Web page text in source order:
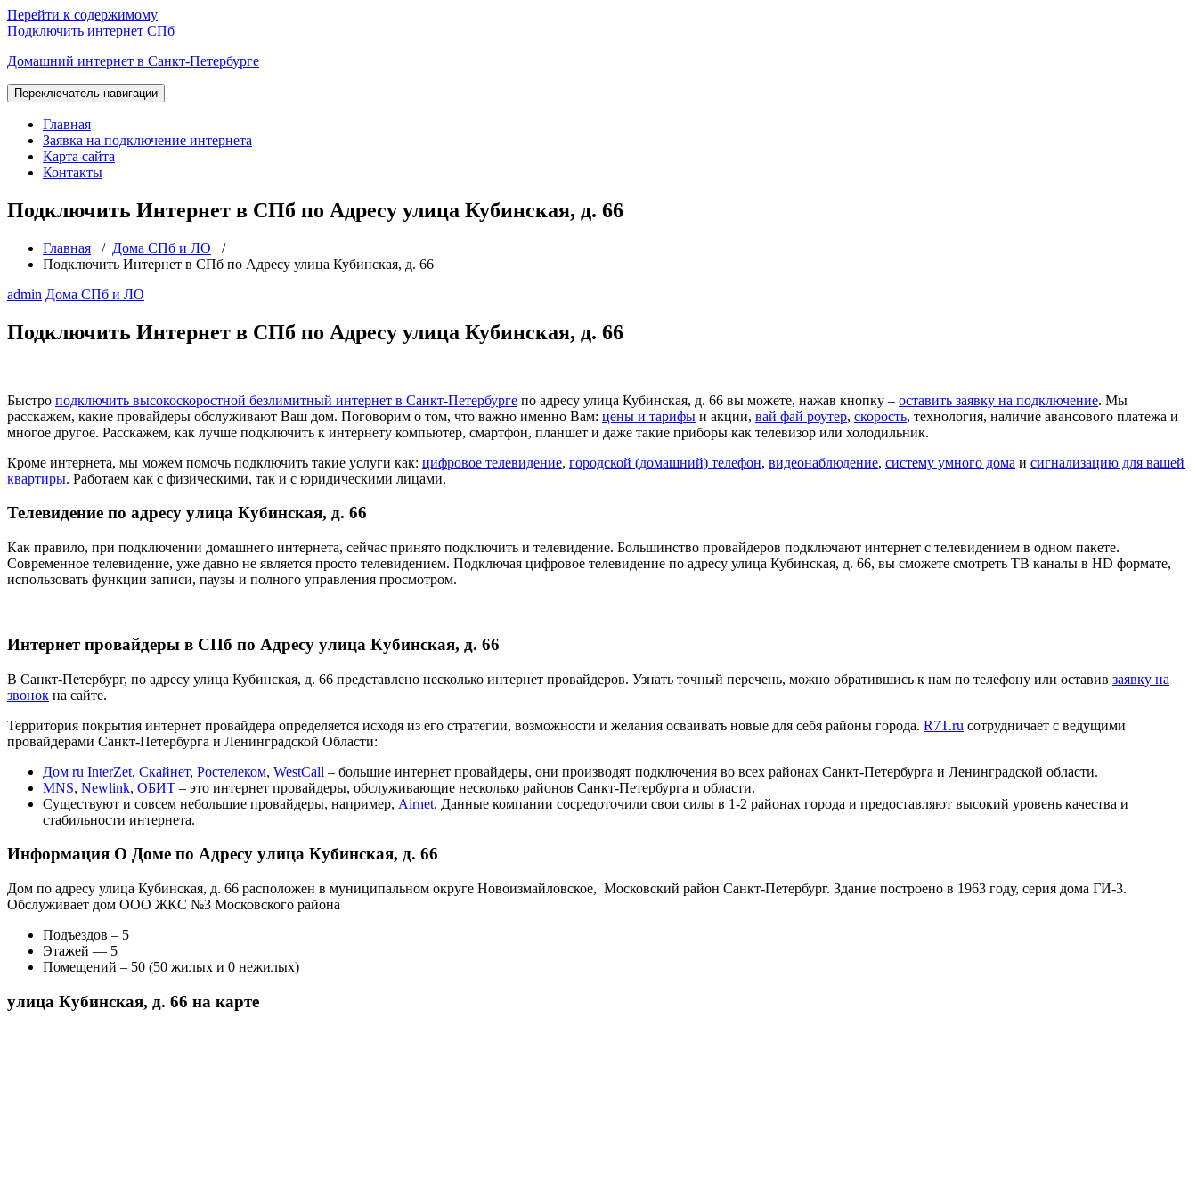
Перейти к содержимому
Подключить интернет СПб
Домашний интернет в Санкт-Петербурге
Переключатель навигации
Главная
Заявка на подключение интернета
Карта сайта
Контакты
Подключить Интернет в СПб по Адресу улица Кубинская, д. 66
Главная / Дома СПб и ЛО /
Подключить Интернет в СПб по Адресу улица Кубинская, д. 66
admin Дома СПб и ЛО
Подключить Интернет в СПб по Адресу улица Кубинская, д. 66
Быстро подключить высокоскоростной безлимитный интернет в Санкт-Петербурге по адресу улица Кубинская, д. 66 вы можете, нажав кнопку – оставить заявку на подключение. Мы
расскажем, какие провайдеры обслуживают Ваш дом. Поговорим о том, что важно именно Вам: цены и тарифы и акции, вай фай роутер, скорость, технология, наличие авансового платежа и
многое другое. Расскажем, как лучше подключить к интернету компьютер, смартфон, планшет и даже такие приборы как телевизор или холодильник.
Кроме интернета, мы можем помочь подключить такие услуги как: цифровое телевидение, городской (домашний) телефон, видеонаблюдение, систему умного дома и сигнализацию для вашей
квартиры. Работаем как с физическими, так и с юридическими лицами.
Телевидение по адресу улица Кубинская, д. 66
Как правило, при подключении домашнего интернета, сейчас принято подключить и телевидение. Большинство провайдеров подключают интернет с телевидением в одном пакете.
Современное телевидение, уже давно не является просто телевидением. Подключая цифровое телевидение по адресу улица Кубинская, д. 66, вы сможете смотреть ТВ каналы в HD формате,
использовать функции записи, паузы и полного управления просмотром.
Интернет провайдеры в СПб по Адресу улица Кубинская, д. 66
В Санкт-Петербург, по адресу улица Кубинская, д. 66 представлено несколько интернет провайдеров. Узнать точный перечень, можно обратившись к нам по телефону или оставив заявку на
звонок на сайте.
Территория покрытия интернет провайдера определяется исходя из его стратегии, возможности и желания осваивать новые для себя районы города. R7T.ru сотрудничает с ведущими
провайдерами Санкт-Петербурга и Ленинградской Области:
Дом ru InterZet, Скайнет, Ростелеком, WestCall – большие интернет провайдеры, они производят подключения во всех районах Санкт-Петербурга и Ленинградской области.
MNS, Newlink, ОБИТ – это интернет провайдеры, обслуживающие несколько районов Санкт-Петербурга и области.
Существуют и совсем небольшие провайдеры, например, Airnet. Данные компании сосредоточили свои силы в 1-2 районах города и предоставляют высокий уровень качества и
стабильности интернета.
Информация О Доме по Адресу улица Кубинская, д. 66
Дом по адресу улица Кубинская, д. 66 расположен в муниципальном округе Новоизмайловское, Московский район Санкт-Петербург. Здание построено в 1963 году, серия дома ГИ-3.
Обслуживает дом ООО ЖКС №3 Московского района
Подъездов – 5
Этажей — 5
Помещений – 50 (50 жилых и 0 нежилых)
улица Кубинская, д. 66 на карте